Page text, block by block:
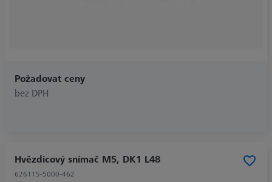
Požadovat ceny
bez DPH
Hvězdicový snímač M5, DK1 L48
626115-5000-462